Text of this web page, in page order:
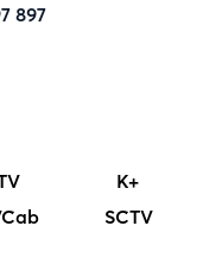
897
K+
SCTV